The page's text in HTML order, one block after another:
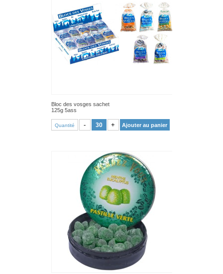
Bloc des vosges sachet
125g 5ass
Quantité - + Ajouter au panier